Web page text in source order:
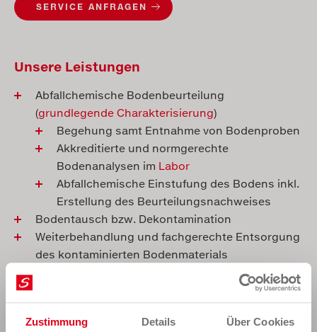
Zustimmung Details Über Cookies
SERVICE ANFRAGEN
Unsere Leistungen
Abfallchemische Bodenbeurteilung
(grundlegende Charakterisierung)
Begehung samt Entnahme von Bodenproben
Akkreditierte und normgerechte
Bodenanalysen im Labor
Abfallchemische Einstufung des Bodens inkl.
Erstellung des Beurteilungsnachweises
Bodentausch bzw. Dekontamination
Weiterbehandlung und fachgerechte Entsorgung
des kontaminierten Bodenmaterials
Ihre Vorteile
Kompetente Beratung in allen Belangen der